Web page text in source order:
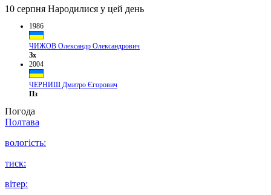
10 серпня Народилися у цей день
1986
ЧИЖОВ Олександр Олександрович
Зх
2004
ЧЕРНИШ Дмитро Єгорович
Пз
Погода
Полтава
вологість:
тиск:
вітер: